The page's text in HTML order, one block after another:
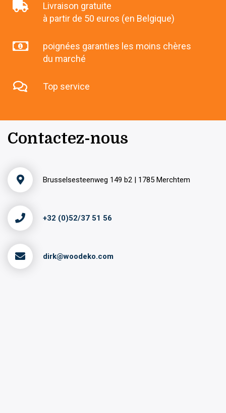
Livraison gratuite
à partir de 50 euros (en Belgique)
poignées garanties les moins chères
du marché
Top service
Contactez-nous
Brusselsesteenweg 149 b2 | 1785 Merchtem
+32 (0)52/37 51 56
dirk@woodeko.com